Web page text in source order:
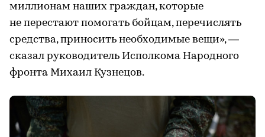
миллионам наших граждан, которые
не перестают помогать бойцам, перечислять
средства, приносить необходимые вещи», —
сказал руководитель Исполкома Народного
фронта Михаил Кузнецов.